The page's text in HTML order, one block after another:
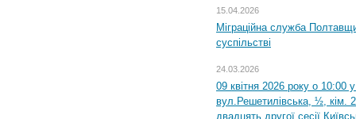
15.04.2026
Міграційна служба
суспільстві
24.03.2026
09 квітня 2026 року о 10:00
вул.Решетилівська, ½, кім.
двадцять другої сесії